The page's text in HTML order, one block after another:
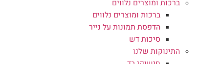
ברכות ומוצרים נלווים
ברכות ומוצרים נלווים
הדפסת תמונות על נייר
סיכות דש
התינוקות שלנו